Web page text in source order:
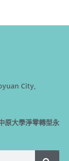
City,
原大學淨零轉型永